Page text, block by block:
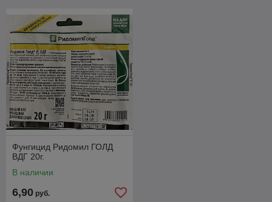
Фунгицид Ридомил ГОЛД
ВДГ 20г.
В наличии
6,90 руб.